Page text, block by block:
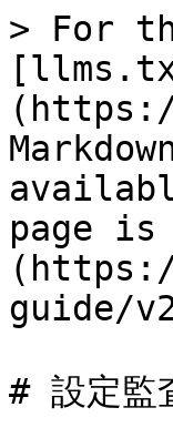
> For
page is
guide/
# 設定監